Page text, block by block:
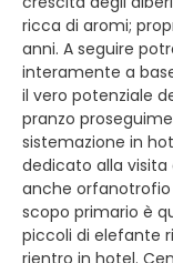
ricca di aromi;
anni. A seguire
interamente a
il vero potenziale
pranzo
sistemazione in
dedicato alla visita
anche orfanotrofio
scopo primario è
piccoli di elefante
rientro in hotel.